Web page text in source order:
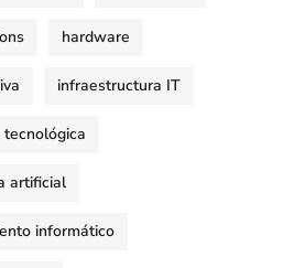
hardware
infraestructura IT
artificial
informático